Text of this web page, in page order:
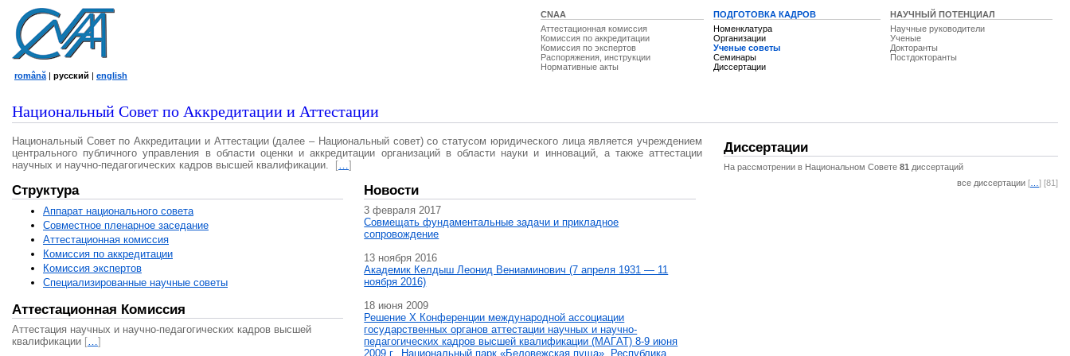
CNAA
Аттестационная комиссия
Комиссия по аккредитации
Комиссия по экспертов
Распоряжения, инструкции
Нормативные акты
ПОДГОТОВКА КАДРОВ
Номенклатура
Организации
Ученые советы
Семинары
Диссертации
НАУЧНЫЙ ПОТЕНЦИАЛ
Научные руководители
Ученые
Докторанты
Постдокторанты
română | русский | english
Национальный Совет по Аккредитации и Аттестации
Национальный Совет по Аккредитации и Аттестации (далее – Национальный совет) со статусом юридического лица является учреждением
центрального публичного управления в области оценки и аккредитации организаций в области науки и инноваций, а также аттестации
научных и научно-педагогических кадров высшей квалификации.
[…]
Структура
Аппарат национального совета
Совместное пленарное заседание
Аттестационная комисcия
Комиссия по аккредитации
Комиссия экспертов
Специализированные научные советы
Аттестационная Комиссия
Аттестация научных и научно-педагогических кадров высшей
квалификации […]
Новости
3 февраля 2017
Совмещать фундаментальные задачи и прикладное
сопровождение
13 ноября 2016
Академик Келдыш Леонид Вениаминович (7 апреля 1931 — 11
ноября 2016)
18 июня 2009
Решение X Конференции международной ассоциации
государственных органов аттестации научных и научно-
педагогических кадров высшей квалификации (МАГAT) 8-9 июня
2009 г., Национальный парк «Беловежская пуща», Республика
Диссертации
На рассмотрении в Национальном Совете 81 диссертаций
все диссертации [ ] [81]